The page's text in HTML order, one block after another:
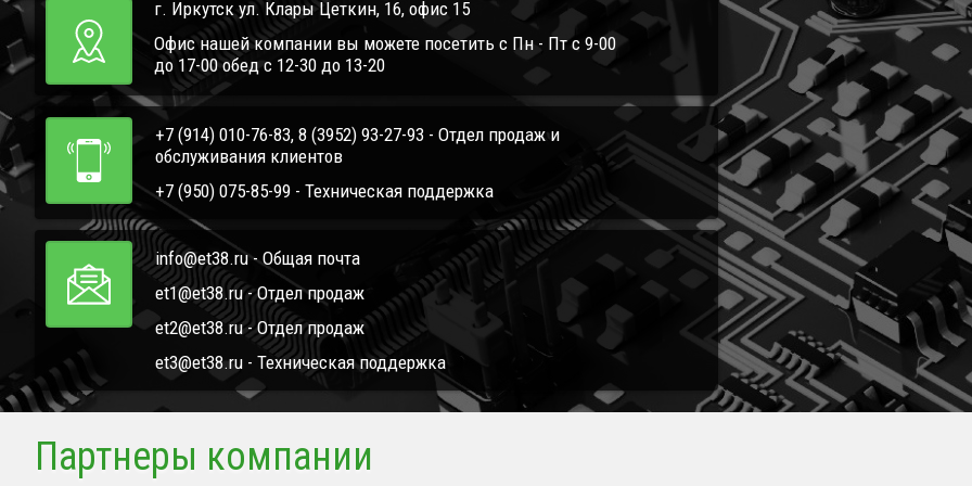
г. Иркутск ул. Клары Цеткин, 16, офис 15
Офис нашей компании вы можете посетить с Пн - Пт с 9-00
до 17-00 обед с 12-30 до 13-20
+7 (914) 010-76-83, 8 (3952) 93-27-93 - Отдел продаж и
обслуживания клиентов
+7 (950) 075-85-99 - Техническая поддержка
info@et38.ru - Общая почта
et1@et38.ru - Отдел продаж
et2@et38.ru - Отдел продаж
et3@et38.ru - Техническая поддержка
Партнеры компании